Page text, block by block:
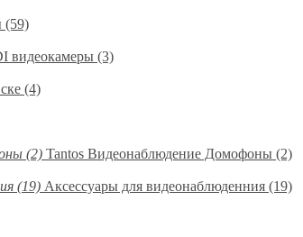
(59)
видеокамеры (3)
(4)
Tantos Видеонаблюдение Домофоны (2)
Аксессуары для видеонаблюденния (19)